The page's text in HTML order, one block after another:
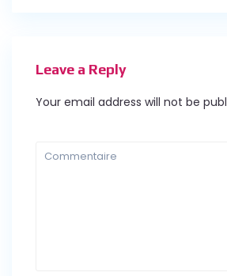
Leave a Reply
Your email address will not be